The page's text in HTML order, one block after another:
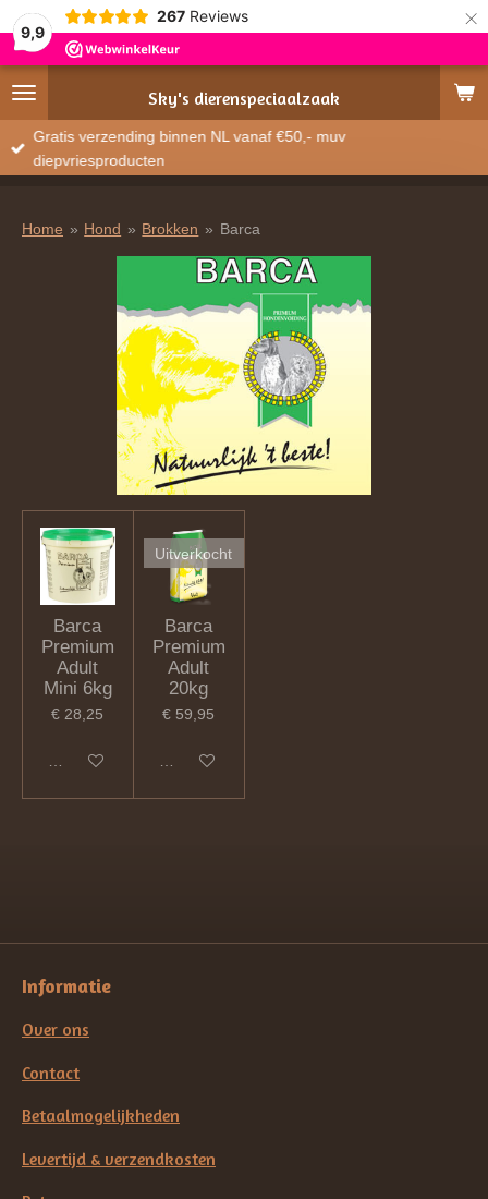
9,9
267 Reviews ×
Sky's dierenspeciaalzaak
Gratis verzending binnen NL vanaf €50,- muv
diepvriesproducten
Home » Hond » Brokken » Barca
Barca
Premium
Adult
Mini 6kg
€ 28,25
In winkelwagen
Uitverkocht
Barca
Premium
Adult
20kg
€ 59,95
Houd mij op de hoogte
Informatie
Over ons
Contact
Betaalmogelijkheden
Levertijd & verzendkosten